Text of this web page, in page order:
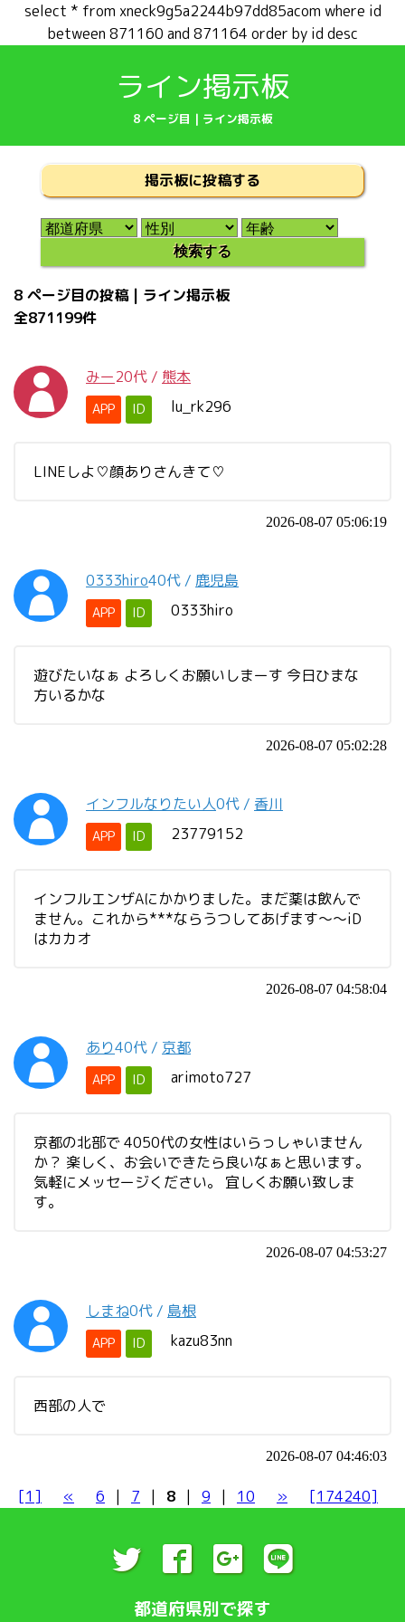
select * from xneck9g5a2244b97dd85acom where id
between 871160 and 871164 order by id desc
ライン掲示板
8 ページ目 | ライン掲示板
掲示板に投稿する
8 ページ目の投稿 | ライン掲示板
全871199件
みー20代 / 熊本
APP ID lu_rk296
LINEしよ♡顔ありさんきて♡
2026-08-07 05:06:19
0333hiro40代 / 鹿児島
APP ID 0333hiro
遊びたいなぁ よろしくお願いしまーす 今日ひまな
方いるかな
2026-08-07 05:02:28
インフルなりたい人0代 / 香川
APP ID 23779152
インフルエンザAにかかりました。まだ薬は飲んで
ません。これから***ならうつしてあげます〜〜iD
はカカオ
2026-08-07 04:58:04
あり40代 / 京都
APP ID arimoto727
京都の北部で 4050代の女性はいらっしゃいません
か？ 楽しく、お会いできたら良いなぁと思います。
気軽にメッセージください。 宜しくお願い致しま
す。
2026-08-07 04:53:27
しまね0代 / 島根
APP ID kazu83nn
西部の人で
2026-08-07 04:46:03
[1] « 6 | 7 | 8 | 9 | 10 » [174240]
都道府県別で探す